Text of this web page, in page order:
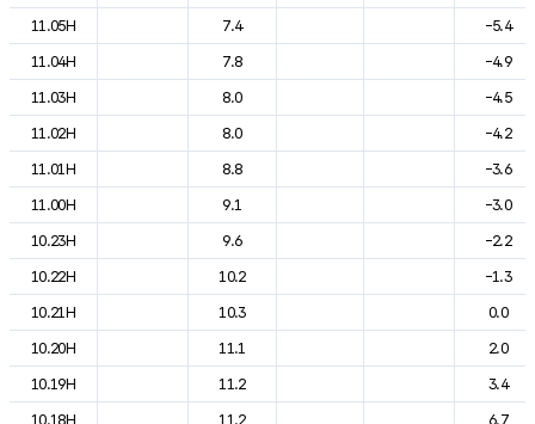
11.05H
7.4
-5.4
11.04H
7.8
-4.9
11.03H
8.0
-4.5
11.02H
8.0
-4.2
11.01H
8.8
-3.6
11.00H
9.1
-3.0
10.23H
9.6
-2.2
10.22H
10.2
-1.3
10.21H
10.3
0.0
10.20H
11.1
2.0
10.19H
11.2
3.4
10.18H
11.2
6.7